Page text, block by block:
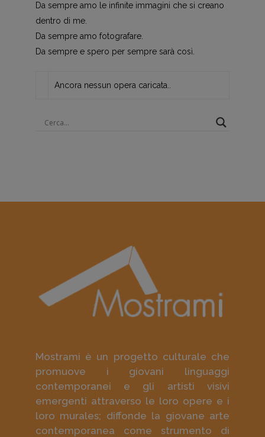
Da sempre amo le infinite immagini che si creano
dentro di me.
Da sempre amo fotografare.
Da sempre e spero per sempre sarà così.
Ancora nessun opera caricata..
Mostrami è un progetto culturale che
promuove i giovani linguaggi
contemporanei e gli artisti visivi
emergenti attraverso le loro opere e i
loro murales; diffonde la giovane arte
contemporanea come strumento di